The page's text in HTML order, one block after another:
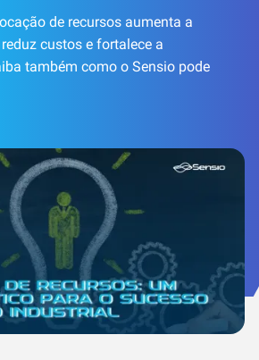
de recursos aumenta a
custos e fortalece a
também como o Sensio pode